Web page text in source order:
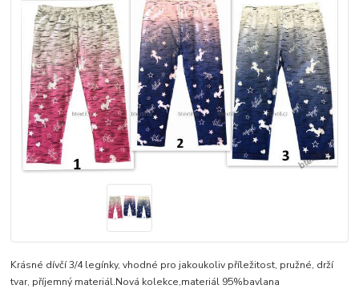
Krásné dívčí 3/4 legínky, vhodné pro jakoukoliv příležitost, pružné, drží
tvar, příjemný materiál.Nová kolekce,materiál 95%bavlana